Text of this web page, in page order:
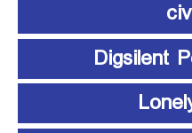
Digsilent